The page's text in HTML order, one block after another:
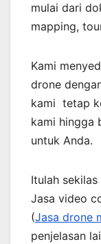
mulai dari
mapping,
Kami
drone
kami tetap
kami hingga
untuk Anda.
Itulah
Jasa video
(Jasa drone
penjelasan